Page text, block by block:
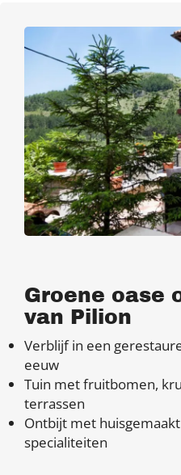
Groene oase
van Pilion
Verblijf in een
eeuw
Tuin met fruitbomen,
terrassen
Ontbijt met
specialiteiten